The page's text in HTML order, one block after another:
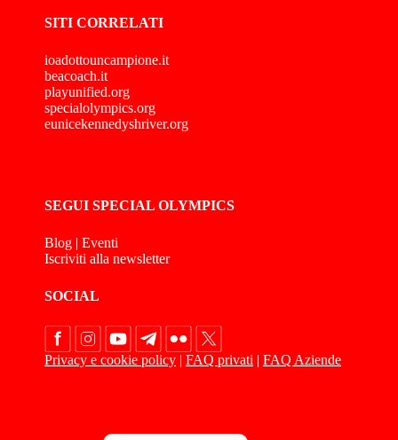
SITI CORRELATI
ioadottouncampione.it
beacoach.it
playunified.org
specialolympics.org
eunicekennedyshriver.org
SEGUI SPECIAL OLYMPICS
Blog | Eventi
Iscriviti alla newsletter
SOCIAL
Privacy e cookie policy | FAQ privati | FAQ Aziende